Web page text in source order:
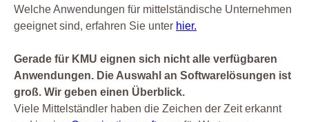
Welche Anwendungen für mittelständische Unternehmen
geeignet sind, erfahren Sie unter hier.
Gerade für KMU eignen sich nicht alle verfügbaren
Anwendungen. Die Auswahl an Softwarelösungen ist
groß. Wir geben einen Überblick.
Viele Mittelständler haben die Zeichen der Zeit erkannt